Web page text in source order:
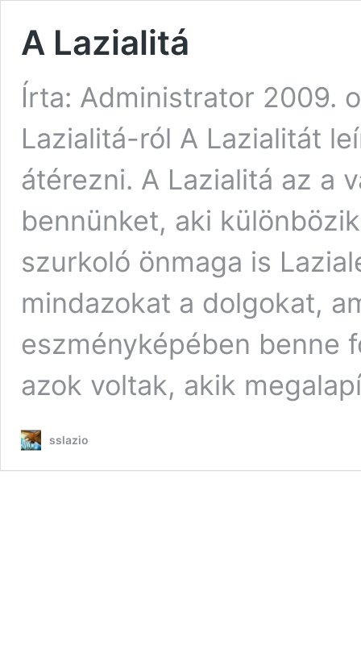
A Lazialitá
Írta: Administrator 2009.
Lazialitá-ról A Lazialitát
átérezni. A Lazialitá az a
bennünket, aki
szurkoló önmaga is
mindazokat a dolgokat,
eszményképében benne
azok voltak, akik
sslazio